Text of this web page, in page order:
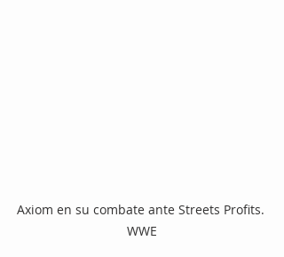
Axiom en su combate ante Streets Profits.
WWE